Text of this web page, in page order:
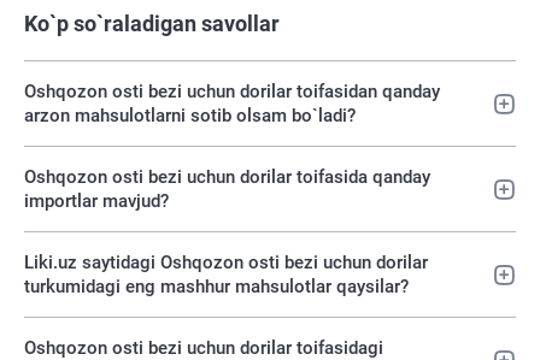
Ko`p so`raladigan savollar
Oshqozon osti bezi uchun dorilar toifasidan qanday
arzon mahsulotlarni sotib olsam bo`ladi?
Oshqozon osti bezi uchun dorilar toifasida qanday
importlar mavjud?
Liki.uz saytidagi Oshqozon osti bezi uchun dorilar
turkumidagi eng mashhur mahsulotlar qaysilar?
Oshqozon osti bezi uchun dorilar toifasidagi